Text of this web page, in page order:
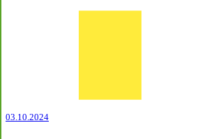
03.10.2024